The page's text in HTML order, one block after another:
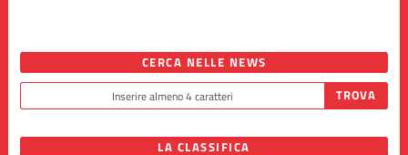
CERCA NELLE NEWS
LA CLASSIFICA